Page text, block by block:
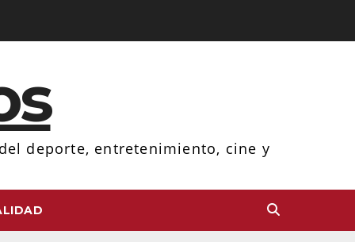
deporte, entretenimiento, cine y